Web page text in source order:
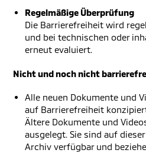
Regelmäßige Überprüfung
Die Barrierefreiheit wird
und bei technischen oder
erneut evaluiert.
Nicht und noch nicht
Alle neuen Dokumente und
auf Barrierefreiheit
Ältere Dokumente und
ausgelegt. Sie sind auf
Archiv verfügbar und